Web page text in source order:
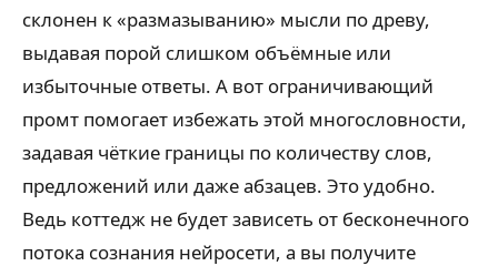
склонен к «размазыванию» мысли по древу,
выдавая порой слишком объёмные или
избыточные ответы. А вот ограничивающий
промт помогает избежать этой многословности,
задавая чёткие границы по количеству слов,
предложений или даже абзацев. Это удобно.
Ведь коттедж не будет зависеть от бесконечного
потока сознания нейросети, а вы получите